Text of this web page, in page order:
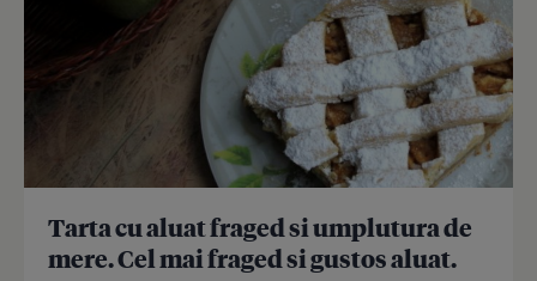
Tarta cu aluat fraged si umplutura de
mere. Cel mai fraged si gustos aluat.